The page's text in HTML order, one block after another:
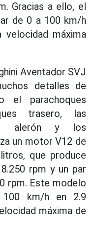
Gracias a ello, el
de 0 a 100 km/h
velocidad máxima
Aventador SVJ
detalles de
el parachoques
trasero, las
alerón y los
un motor V12 de
que produce
rpm y un par
rpm. Este modelo
km/h en 2.9
máxima de